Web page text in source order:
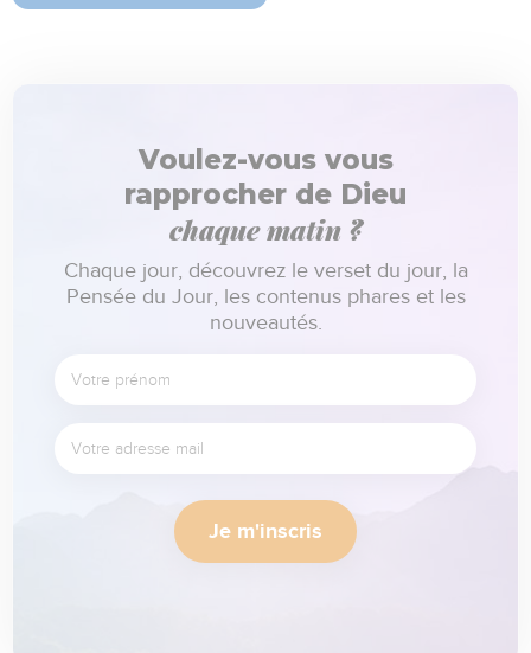
Voulez-vous vous
rapprocher de Dieu
chaque matin ?
Chaque jour, découvrez le verset du jour, la
Pensée du Jour, les contenus phares et les
nouveautés.
Je m'inscris